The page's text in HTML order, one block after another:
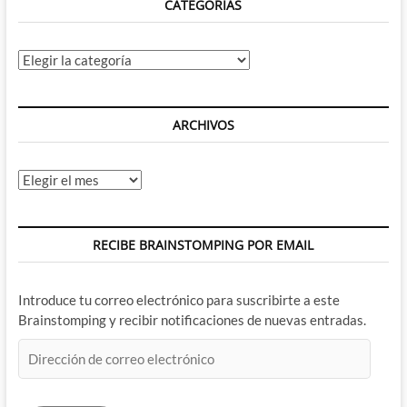
CATEGORÍAS
Categorías
ARCHIVOS
Archivos
RECIBE BRAINSTOMPING POR EMAIL
Introduce tu correo electrónico para suscribirte a este
Brainstomping y recibir notificaciones de nuevas entradas.
de